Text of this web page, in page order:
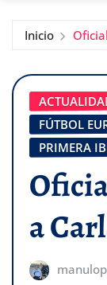
Inicio
FÚTBOL
PRIMERA
a